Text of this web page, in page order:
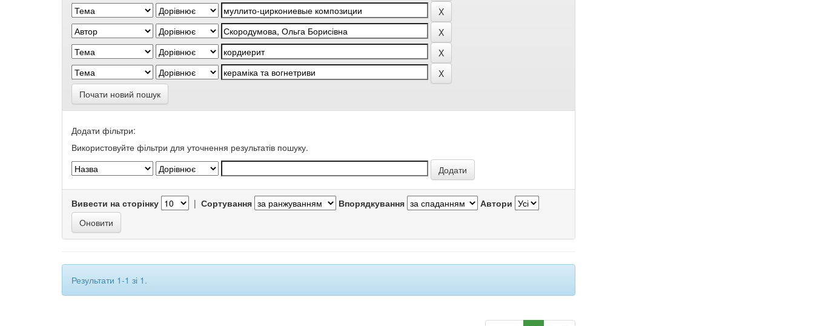
Почати новий пошук
Додати фільтри:
Використовуйте фільтри для уточнення результатів пошуку.
Вивести на сторінку | Сортування Впорядкування Автори
Результати 1-1 зі 1.